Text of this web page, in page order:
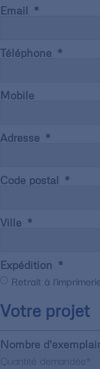
Email
Téléphone
Mobile
Adresse
Code postal
Ville
Expédition
Retrait à
Votre projet
Nombre